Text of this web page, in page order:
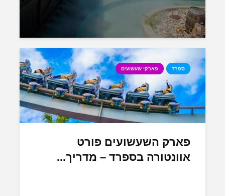
ספרד פארקי שעשועים
פארק השעשועים פורט
אוונטורה בספרד – מדריך...